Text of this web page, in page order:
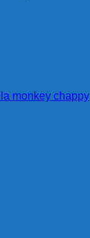
monkey chappy